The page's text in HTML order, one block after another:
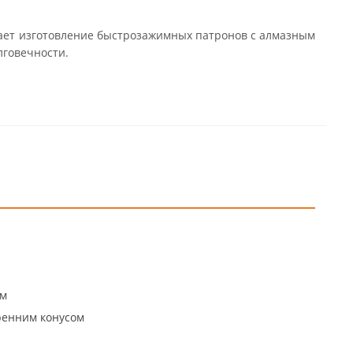
изготовление быстрозажимных патронов с алмазным
конусом